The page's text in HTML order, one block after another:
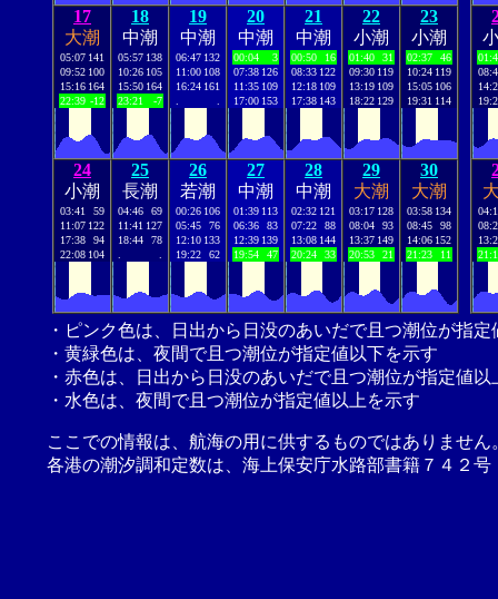
17
大潮
05:07 141
09:52 100
15:16 164
22:39 -12
18
中潮
05:57 138
10:26 105
15:50 164
23:21
-7
19
中潮
06:47 132
11:00 108
16:24 161
20
中潮
00:04
3
07:38 126
11:35 109
17:00 153
21
中潮
00:50
16
08:33 122
12:18 109
17:38 143
22
小潮
01:40
31
09:30 119
13:19 109
18:22 129
23
小潮
02:37
46
10:24 119
15:05 106
19:31 114
24
小潮
03:41
59
11:07 122
17:38
94
22:08 104
25
長潮
04:46
69
11:41 127
18:44
78
26
若潮
00:26 106
05:45
76
12:10 133
19:22
62
27
中潮
01:39 113
06:36
83
12:39 139
19:54
47
28
中潮
02:32 121
07:22
88
13:08 144
20:24
33
29
大潮
03:17 128
08:04
93
13:37 149
20:53
21
30
大潮
03:58 134
08:45
98
14:06 152
21:23
11
・ピンク色は、日出から日没のあいだで且つ潮位が指
・黄緑色は、夜間で且つ潮位が指定値以下を示す
・赤色は、日出から日没のあいだで且つ潮位が指定値以
・水色は、夜間で且つ潮位が指定値以上を示す
ここでの情報は、航海の用に供するものではありませ
各港の潮汐調和定数は、海上保安庁水路部書籍７４２